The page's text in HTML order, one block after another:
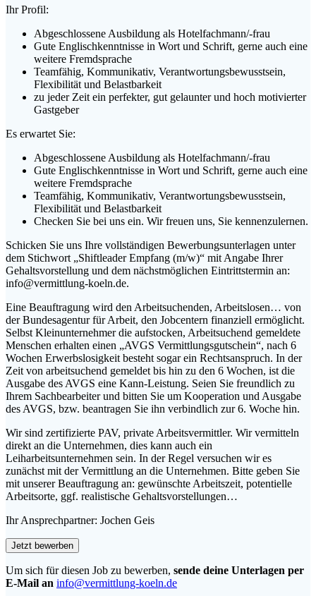
Ihr Profil:
Abgeschlossene Ausbildung als Hotelfachmann/-frau
Gute Englischkenntnisse in Wort und Schrift, gerne auch eine
weitere Fremdsprache
Teamfähig, Kommunikativ, Verantwortungsbewusstsein,
Flexibilität und Belastbarkeit
zu jeder Zeit ein perfekter, gut gelaunter und hoch motivierter
Gastgeber
Es erwartet Sie:
Abgeschlossene Ausbildung als Hotelfachmann/-frau
Gute Englischkenntnisse in Wort und Schrift, gerne auch eine
weitere Fremdsprache
Teamfähig, Kommunikativ, Verantwortungsbewusstsein,
Flexibilität und Belastbarkeit
Checken Sie bei uns ein. Wir freuen uns, Sie kennenzulernen.
Schicken Sie uns Ihre vollständigen Bewerbungsunterlagen unter
dem Stichwort „Shiftleader Empfang (m/w)“ mit Angabe Ihrer
Gehaltsvorstellung und dem nächstmöglichen Eintrittstermin an:
info@vermittlung-koeln.de.
Eine Beauftragung wird den Arbeitsuchenden, Arbeitslosen… von
der Bundesagentur für Arbeit, den Jobcentern finanziell ermöglicht.
Selbst Kleinunternehmer die aufstocken, Arbeitsuchend gemeldete
Menschen erhalten einen „AVGS Vermittlungsgutschein“, nach 6
Wochen Erwerbslosigkeit besteht sogar ein Rechtsanspruch. In der
Zeit von arbeitsuchend gemeldet bis hin zu den 6 Wochen, ist die
Ausgabe des AVGS eine Kann-Leistung. Seien Sie freundlich zu
Ihrem Sachbearbeiter und bitten Sie um Kooperation und Ausgabe
des AVGS, bzw. beantragen Sie ihn verbindlich zur 6. Woche hin.
Wir sind zertifizierte PAV, private Arbeitsvermittler. Wir vermitteln
direkt an die Unternehmen, dies kann auch ein
Leiharbeitsunternehmen sein. In der Regel versuchen wir es
zunächst mit der Vermittlung an die Unternehmen. Bitte geben Sie
mit unserer Beauftragung an: gewünschte Arbeitszeit, potentielle
Arbeitsorte, ggf. realistische Gehaltsvorstellungen…
Ihr Ansprechpartner: Jochen Geis
Um sich für diesen Job zu bewerben, sende deine Unterlagen per
E-Mail an info@vermittlung-koeln.de